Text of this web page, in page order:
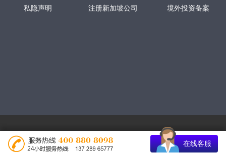
私隐声明
注册新加坡公司
境外投资备案
在线客服